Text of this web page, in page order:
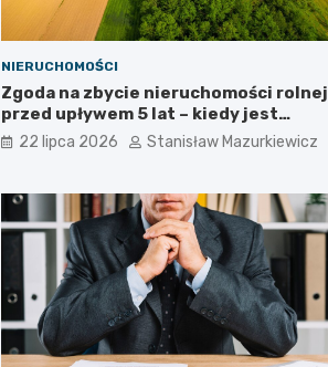
NIERUCHOMOŚCI
Zgoda na zbycie nieruchomości rolnej
przed upływem 5 lat – kiedy jest
możliwa
22 lipca 2026 Stanisław Mazurkiewicz